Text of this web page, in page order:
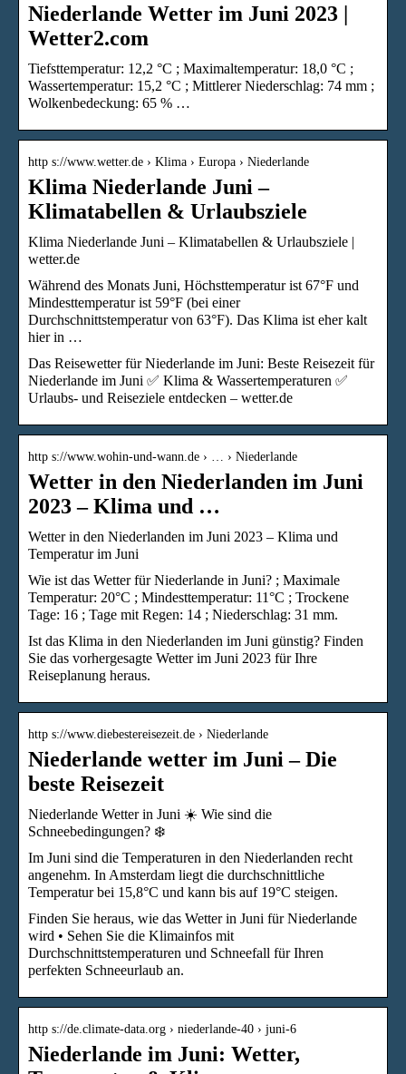
Niederlande Wetter im Juni 2023 |
Wetter2.com
Tiefsttemperatur: 12,2 °C ; Maximaltemperatur: 18,0 °C ;
Wassertemperatur: 15,2 °C ; Mittlerer Niederschlag: 74 mm ;
Wolkenbedeckung: 65 % …
http s://www.wetter.de › Klima › Europa › Niederlande
Klima Niederlande Juni –
Klimatabellen & Urlaubsziele
Klima Niederlande Juni – Klimatabellen & Urlaubsziele |
wetter.de
Während des Monats Juni, Höchsttemperatur ist 67°F und
Mindesttemperatur ist 59°F (bei einer
Durchschnittstemperatur von 63°F). Das Klima ist eher kalt
hier in …
Das Reisewetter für Niederlande im Juni: Beste Reisezeit für
Niederlande im Juni ✅ Klima & Wassertemperaturen ✅
Urlaubs- und Reiseziele entdecken – wetter.de
http s://www.wohin-und-wann.de › … › Niederlande
Wetter in den Niederlanden im Juni
2023 – Klima und …
Wetter in den Niederlanden im Juni 2023 – Klima und
Temperatur im Juni
Wie ist das Wetter für Niederlande in Juni? ; Maximale
Temperatur: 20°C ; Mindesttemperatur: 11°C ; Trockene
Tage: 16 ; Tage mit Regen: 14 ; Niederschlag: 31 mm.
Ist das Klima in den Niederlanden im Juni günstig? Finden
Sie das vorhergesagte Wetter im Juni 2023 für Ihre
Reiseplanung heraus.
http s://www.diebestereisezeit.de › Niederlande
Niederlande wetter im Juni – Die
beste Reisezeit
Niederlande Wetter in Juni ☀️ Wie sind die
Schneebedingungen? ❄️
Im Juni sind die Temperaturen in den Niederlanden recht
angenehm. In Amsterdam liegt die durchschnittliche
Temperatur bei 15,8°C und kann bis auf 19°C steigen.
Finden Sie heraus, wie das Wetter in Juni für Niederlande
wird • Sehen Sie die Klimainfos mit
Durchschnittstemperaturen und Schneefall für Ihren
perfekten Schneeurlaub an.
http s://de.climate-data.org › niederlande-40 › juni-6
Niederlande im Juni: Wetter,